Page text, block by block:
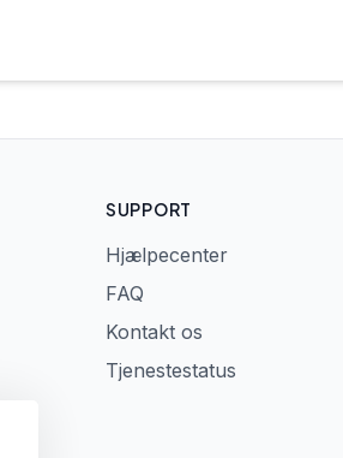
SUPPORT
Hjælpecenter
FAQ
Kontakt os
Tjenestestatus